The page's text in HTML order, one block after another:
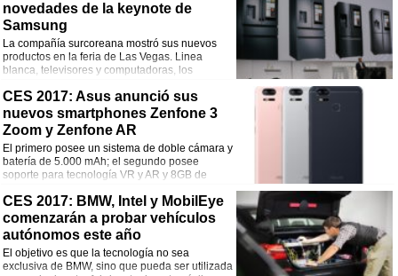
¡Comparte esta noticia!
Facebook
Twitter
WhatsApp
Email
novedades de la keynote de
Samsung
La compañía surcoreana mostró sus nuevos
productos en la feria de Las Vegas. Linea
blanca, televisores y computadoras, los
Comentarios
¡Comparte esta noticia!
Facebook
Twitter
WhatsApp
Email
CES 2017: Asus anunció sus
nuevos smartphones Zenfone 3
Zoom y Zenfone AR
El primero posee un sistema de doble cámara y
batería de 5.000 mAh; el segundo posee
soporte para tecnología VR y AR y 8GB de
Comentarios
¡Comparte esta noticia!
Facebook
Twitter
WhatsApp
Email
CES 2017: BMW, Intel y MobilEye
comenzarán a probar vehículos
autónomos este año
El objetivo es que la tecnología no sea
exclusiva de BMW, sino que pueda ser utilizada